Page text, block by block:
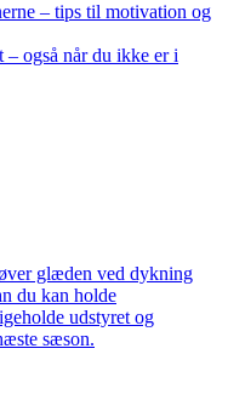
– tips til motivation og
også når du ikke er i
glæden ved dykning
du kan holde
udstyret og
sæson.